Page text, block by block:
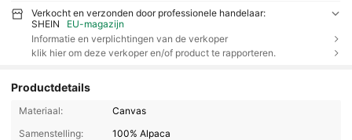
Verkocht en verzonden door professionele handelaar:
SHEIN
EU-magazijn
Informatie en verplichtingen van de verkoper
klik hier om deze verkoper en/of product te rapporteren.
Productdetails
Materiaal:
Canvas
Samenstelling:
100% Alpaca